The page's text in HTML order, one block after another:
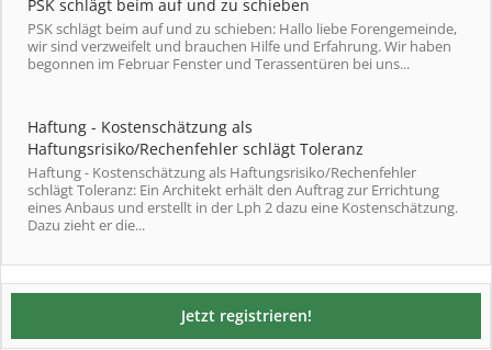
PSK schlägt beim auf und zu schieben
PSK schlägt beim auf und zu schieben: Hallo liebe Forengemeinde,
wir sind verzweifelt und brauchen Hilfe und Erfahrung. Wir haben
begonnen im Februar Fenster und Terassentüren bei uns...
Haftung - Kostenschätzung als
Haftungsrisiko/Rechenfehler schlägt Toleranz
Haftung - Kostenschätzung als Haftungsrisiko/Rechenfehler
schlägt Toleranz: Ein Architekt erhält den Auftrag zur Errichtung
eines Anbaus und erstellt in der Lph 2 dazu eine Kostenschätzung.
Dazu zieht er die...
Jetzt registrieren!